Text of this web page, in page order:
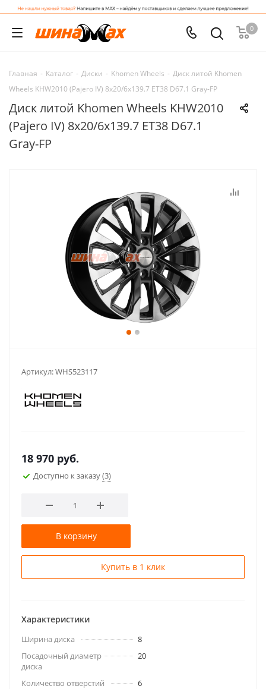
0
Главная - Каталог - Диски - Khomen Wheels - Диск литой Khomen
Wheels KHW2010 (Pajero IV) 8x20/6x139.7 ET38 D67.1 Gray-FP
Диск литой Khomen Wheels KHW2010
(Pajero IV) 8x20/6x139.7 ET38 D67.1
Gray-FP
Артикул:WHS523117
18 970 руб.
Доступно к заказу(3)
В корзину
Купить в 1 клик
Характеристики
Ширина диска
8
Посадочный диаметр
диска
20
Количество отверстий
6